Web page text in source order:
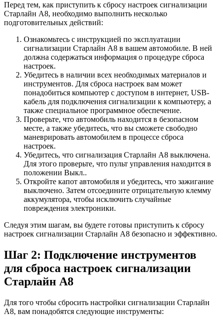
Перед тем, как приступить к сбросу настроек сигнализации
Старлайн А8, необходимо выполнить несколько
подготовительных действий:
Ознакомьтесь с инструкцией по эксплуатации
сигнализации Старлайн А8 в вашем автомобиле. В ней
должна содержаться информация о процедуре сброса
настроек.
Убедитесь в наличии всех необходимых материалов и
инструментов. Для сброса настроек вам может
понадобиться компьютер с доступом в интернет, USB-
кабель для подключения сигнализации к компьютеру, а
также специальное программное обеспечение.
Проверьте, что автомобиль находится в безопасном
месте, а также убедитесь, что вы сможете свободно
маневрировать автомобилем в процессе сброса
настроек.
Убедитесь, что сигнализация Старлайн А8 выключена.
Для этого проверьте, что пульт управления находится в
положении Выкл..
Откройте капот автомобиля и убедитесь, что зажигание
выключено. Затем отсоедините отрицательную клемму
аккумулятора, чтобы исключить случайные
повреждения электроники.
Следуя этим шагам, вы будете готовы приступить к сбросу
настроек сигнализации Старлайн А8 безопасно и эффективно.
Шаг 2: Подключение инструментов
для сброса настроек сигнализации
Старлайн А8
Для того чтобы сбросить настройки сигнализации Старлайн
А8, вам понадобятся следующие инструменты: